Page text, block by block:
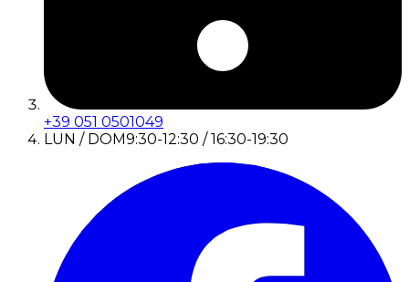
+39 051 0501049
LUN / DOM9:30-12:30 / 16:30-19:30